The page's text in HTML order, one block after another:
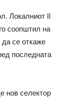
Локалниот Il
соопштил на
се откаже
последната
нов селектор